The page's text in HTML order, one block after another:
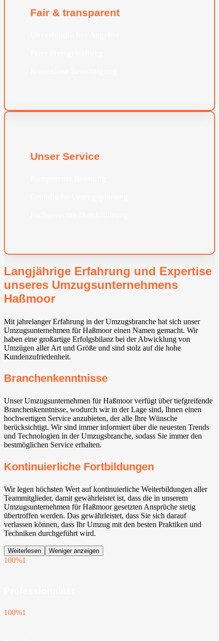
Fair & transparent
Unser Service
Langjährige Erfahrung und Expertise
unseres Umzugsunternehmens
Haßmoor
Mit jahrelanger Erfahrung in der Umzugsbranche hat sich unser
Umzugsunternehmen für Haßmoor einen Namen gemacht. Wir
haben eine großartige Erfolgsbilanz bei der Abwicklung von
Umzügen aller Art und Größe und sind stolz auf die hohe
Kundenzufriedenheit.
Branchenkenntnisse
Unser Umzugsunternehmen für Haßmoor verfügt über tiefgreifende
Branchenkenntnisse, wodurch wir in der Lage sind, Ihnen einen
hochwertigen Service anzubieten, der alle Ihre Wünsche
berücksichtigt. Wir sind immer informiert über die neuesten Trends
und Technologien in der Umzugsbranche, sodass Sie immer den
bestmöglichen Service erhalten.
Kontinuierliche Fortbildungen
Wir legen höchsten Wert auf kontinuierliche Weiterbildungen aller
Teammitglieder, damit gewährleistet ist, dass die in unserem
Umzugsunternehmen für Haßmoor gesetzten Ansprüche stetig
übertroffen werden. Das gewährleistet, dass Sie sich darauf
verlassen können, dass Ihr Umzug mit den besten Praktiken und
Techniken durchgeführt wird.
Weiterlesen Weniger anzeigen
100%1
100%1